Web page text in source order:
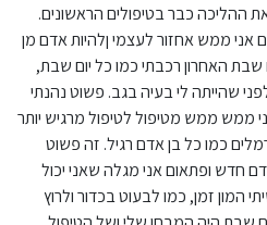
ההליכה כבר בטיפולים הראשונים.
אני ממש אחזור לעצמי ןלהיות אדם מן
האחרון רכבתי כמו כל יום שבת,
שהייתה לי בעיה בגב. פשוט נהנתי
ממש ממש מטיפול לטיפול מרגיש יותר
כמו כל בן אדם רגיל. זה פשוט
חדש ופתאום אני מגלה שאני יכול
המון זמן, כמו לבעוט בכדור ולרוץ